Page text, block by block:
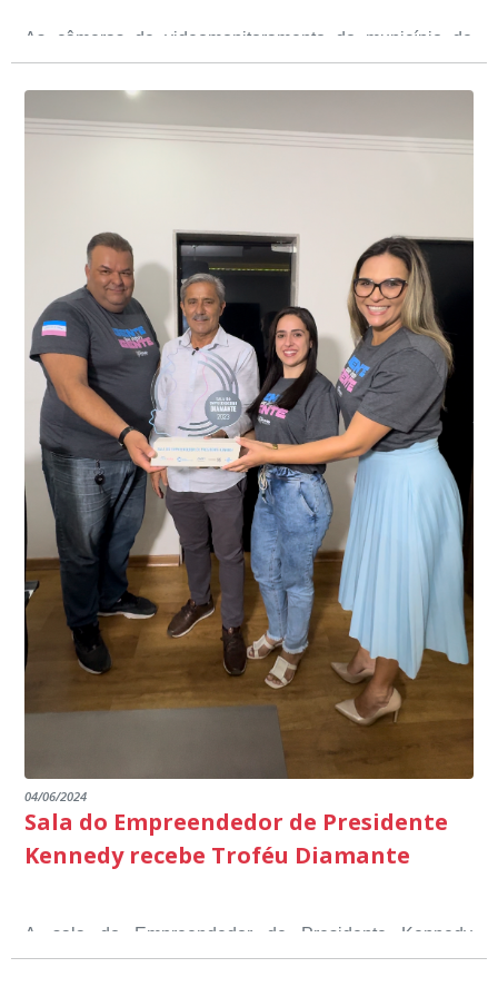
As câmeras de videomonitoramento do município de
Presidente Kennedy identificaram neste fim de semana,
01 de junho, uma motocicleta com indícios de
adulteração, imediatamente, a central de
videomonitoramento acionou a Guarda Civil Municipal,
Durante a abordagem a adulteração foi comprovada,
através da conferência do Chassi, a motocicleta, bem
conta do sistema de videomonitoramento instalado
recentemente em todo o município de Presidente
Kennedy, o sistema é integrado com outros municípios
do país, sendo possível a identificação de veículos por
meio do cruzamento de informações, nesse caso
específico, com dados de uma cidade do Estado do Rio
de Janeiro.
“Mais de 100 câmeras foram instaladas na sede e no
interior de Presidente Kennedy, garantindo mais
segurança à população, seja nas ruas, no comércio, os
produtores agropecuários. Estamos no rumo certo,
parabéns a todos os servidores que contribuem para a
segurança da nossa cidade”, destaca o prefeito Dorlei
Fontão.
04/06/2024
Sala do Empreendedor de Presidente
Kennedy recebe Troféu Diamante
A sala do Empreendedor de Presidente Kennedy
recebeu o Selo Sebrae de Referência em atendimento, o